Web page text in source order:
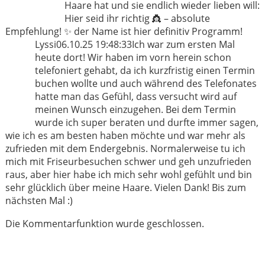
Haare hat und sie endlich wieder lieben will:
Hier seid ihr richtig 👸 – absolute
Empfehlung! ✨ der Name ist hier definitiv Programm!
Lyssi06.10.25 19:48:33Ich war zum ersten Mal
heute dort! Wir haben im vorn herein schon
telefoniert gehabt, da ich kurzfristig einen Termin
buchen wollte und auch während des Telefonates
hatte man das Gefühl, dass versucht wird auf
meinen Wunsch einzugehen. Bei dem Termin
wurde ich super beraten und durfte immer sagen,
wie ich es am besten haben möchte und war mehr als
zufrieden mit dem Endergebnis. Normalerweise tu ich
mich mit Friseurbesuchen schwer und geh unzufrieden
raus, aber hier habe ich mich sehr wohl gefühlt und bin
sehr glücklich über meine Haare. Vielen Dank! Bis zum
nächsten Mal :)
Die Kommentarfunktion wurde geschlossen.